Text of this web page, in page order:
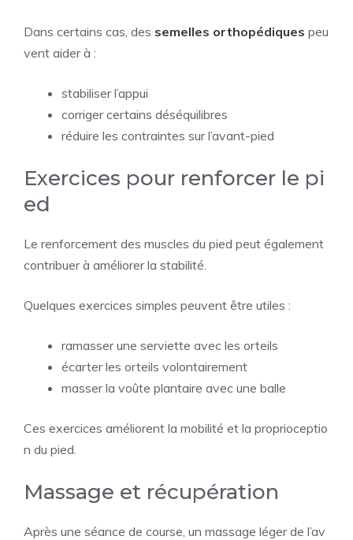
Dans certains cas, des semelles orthopédiques peu
vent aider à :
stabiliser l’appui
corriger certains déséquilibres
réduire les contraintes sur l’avant-pied
Exercices pour renforcer le pi
ed
Le renforcement des muscles du pied peut également
contribuer à améliorer la stabilité.
Quelques exercices simples peuvent être utiles :
ramasser une serviette avec les orteils
écarter les orteils volontairement
masser la voûte plantaire avec une balle
Ces exercices améliorent la mobilité et la proprioceptio
n du pied.
Massage et récupération
Après une séance de course, un massage léger de l’av